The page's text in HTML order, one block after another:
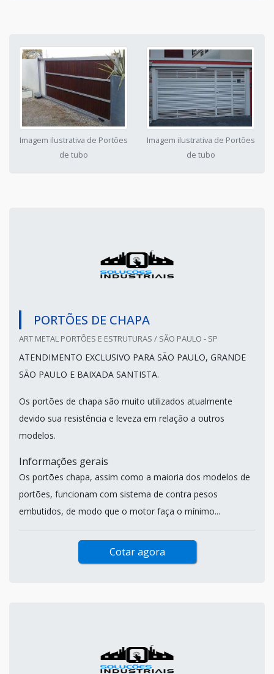
Imagem ilustrativa de Portões
de tubo
Imagem ilustrativa de Portões
de tubo
PORTÕES DE CHAPA
ART METAL PORTÕES E ESTRUTURAS / SÃO PAULO - SP
ATENDIMENTO EXCLUSIVO PARA SÃO PAULO, GRANDE
SÃO PAULO E BAIXADA SANTISTA.
Os portões de chapa são muito utilizados atualmente
devido sua resistência e leveza em relação a outros
modelos.
Informações gerais
Os portões chapa, assim como a maioria dos modelos de
portões, funcionam com sistema de contra pesos
embutidos, de modo que o motor faça o mínimo...
Cotar agora